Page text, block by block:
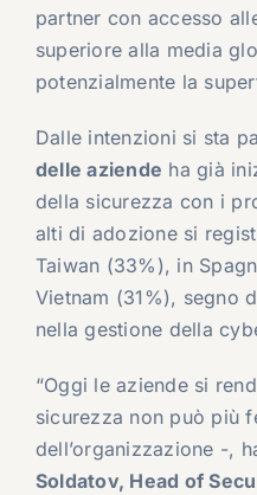
partner con accesso
superiore alla media
potenzialmente la
Dalle intenzioni si sta
delle aziende ha già
della sicurezza con i
alti di adozione si
Taiwan (33%), in
Vietnam (31%), segno
nella gestione della
“Oggi le aziende si
sicurezza non può più
dell’organizzazione -,
Soldatov, Head of